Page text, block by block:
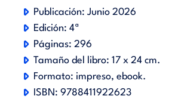
Publicación: Junio 2026
Edición: 4ª
Páginas: 296
Tamaño del libro: 17 x 24 cm.
Formato: impreso ebook.
ISBN: 9788411922623